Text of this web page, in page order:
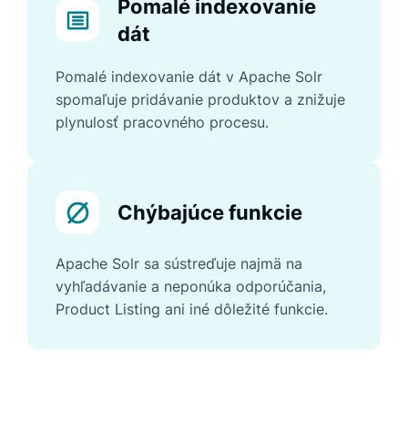
Pomalé indexovanie
dát
Pomalé indexovanie dát v Apache Solr
spomaľuje pridávanie produktov a znižuje
plynulosť pracovného procesu.
Chýbajúce funkcie
Apache Solr sa sústreďuje najmä na
vyhľadávanie a neponúka odporúčania,
Product Listing ani iné dôležité funkcie.